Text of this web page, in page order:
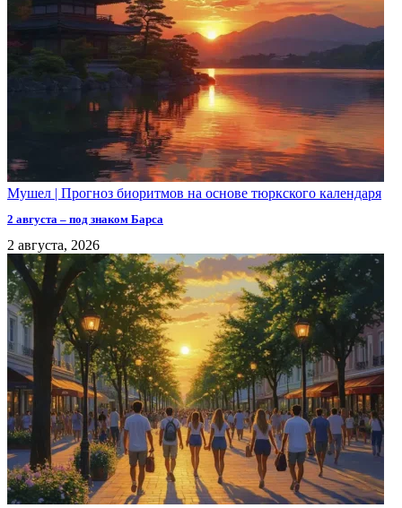
Мушел | Прогноз биоритмов на основе тюркского календаря
2 августа – под знаком Барса
2 августа, 2026